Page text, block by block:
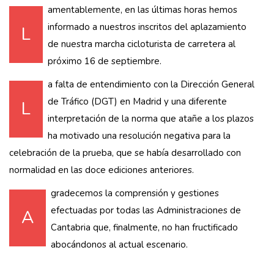
L
amentablemente, en las últimas horas hemos
informado a nuestros inscritos del aplazamiento
de nuestra marcha cicloturista de carretera al
próximo 16 de septiembre.
L
a falta de entendimiento con la Dirección General
de Tráfico (DGT) en Madrid y una diferente
interpretación de la norma que atañe a los plazos
ha motivado una resolución negativa para la
celebración de la prueba, que se había desarrollado con
normalidad en las doce ediciones anteriores.
A
gradecemos la comprensión y gestiones
efectuadas por todas las Administraciones de
Cantabria que, finalmente, no han fructificado
abocándonos al actual escenario.